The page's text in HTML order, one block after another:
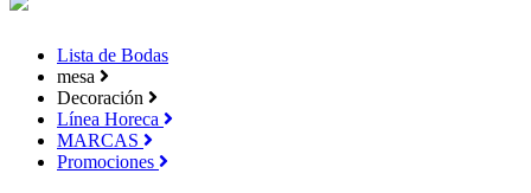
Lista de Bodas
mesa
Decoración
Línea Horeca
MARCAS
Promociones